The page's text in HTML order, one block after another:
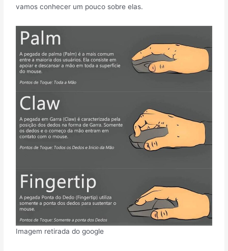
vamos conhecer um pouco sobre elas.
Imagem retirada do google